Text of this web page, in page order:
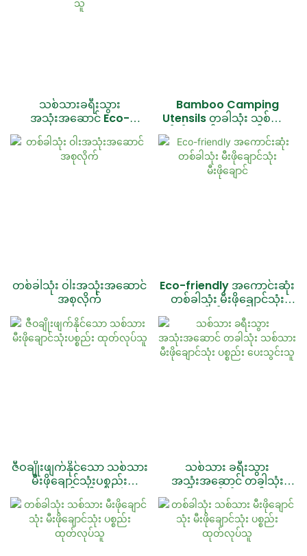
သစ်သားခရီးသွား
အသုံးအဆောင် Eco-
friendly Wooden Cutlery
Set ပေးသွင်းသူ
Bamboo Camping
Utensils တခါသုံး သစ်သား
မီးဖိုချောင်သုံး ပစ္စည်းအစုံ
ထုတ်လုပ်သူ
တစ်ခါသုံး ဝါးအသုံးအဆောင်
အစုလိုက်
Eco-friendly အကောင်းဆုံး
တစ်ခါသုံး မီးဖိုချောင်သုံး
မီးဖိုချောင်
ဇီဝချိုးဖျက်နိုင်သော သစ်သား
မီးဖိုချောင်သုံးပစ္စည်း
ထုတ်လုပ်သူ
သစ်သား ခရီးသွား
အသုံးအဆောင် တခါသုံး
သစ်သား မီးဖိုချောင်သုံး
ပစ္စည်း ပေးသွင်းသူ